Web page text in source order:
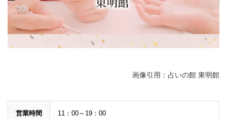
画像引用：占いの館 東明館
営業時間 11：00～19：00